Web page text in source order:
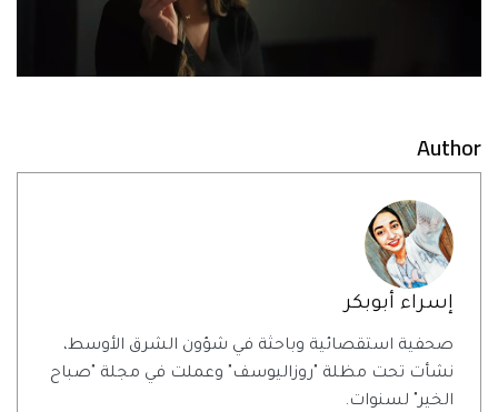
Author
إسراء أبوبكر
صحفية استقصائية وباحثة في شؤون الشرق الأوسط،
نشأت تحت مظلة "روزاليوسف" وعملت في مجلة "صباح
الخير" لسنوات.